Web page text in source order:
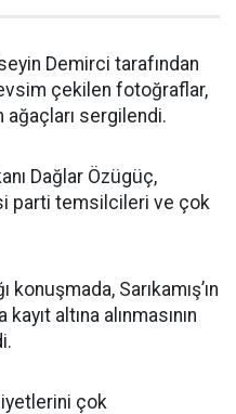
Demirci tarafından
çekilen fotoğraflar,
sergilendi.
Dağlar Özügüç,
parti temsilcileri ve çok
konuşmada, Sarıkamış’ın
altına alınmasının
çok